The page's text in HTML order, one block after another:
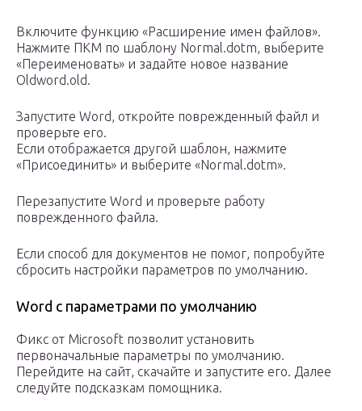
Включите функцию «Расширение имен файлов».
Нажмите ПКМ по шаблону Normal.dotm, выберите
«Переименовать» и задайте новое название
Oldword.old.
Запустите Word, откройте поврежденный файл и
проверьте его.
Если отображается другой шаблон, нажмите
«Присоединить» и выберите «Normal.dotm».
Перезапустите Word и проверьте работу
поврежденного файла.
Если способ для документов не помог, попробуйте
сбросить настройки параметров по умолчанию.
Word с параметрами по умолчанию
Фикс от Microsoft позволит установить
первоначальные параметры по умолчанию.
Перейдите на сайт, скачайте и запустите его. Далее
следуйте подсказкам помощника.